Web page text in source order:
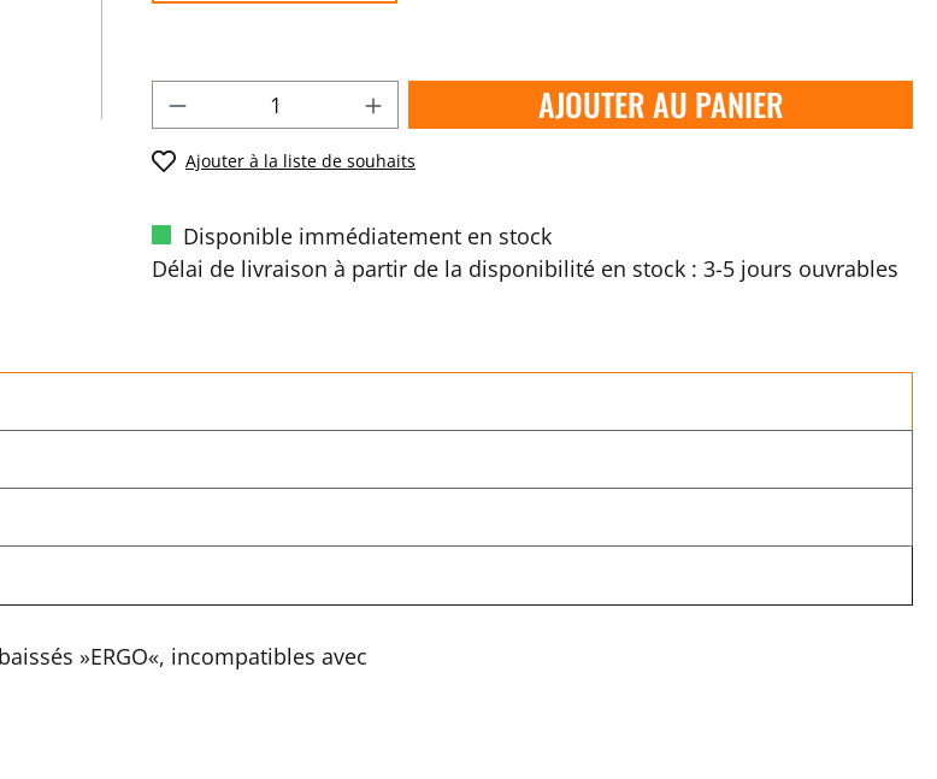
AJOUTER AU PANIER
Ajouter à la liste de souhaits
Disponible immédiatement en stock
Délai de livraison à partir de la disponibilité en stock : 3-5 jours ouvrables
»ERGO«, incompatibles avec